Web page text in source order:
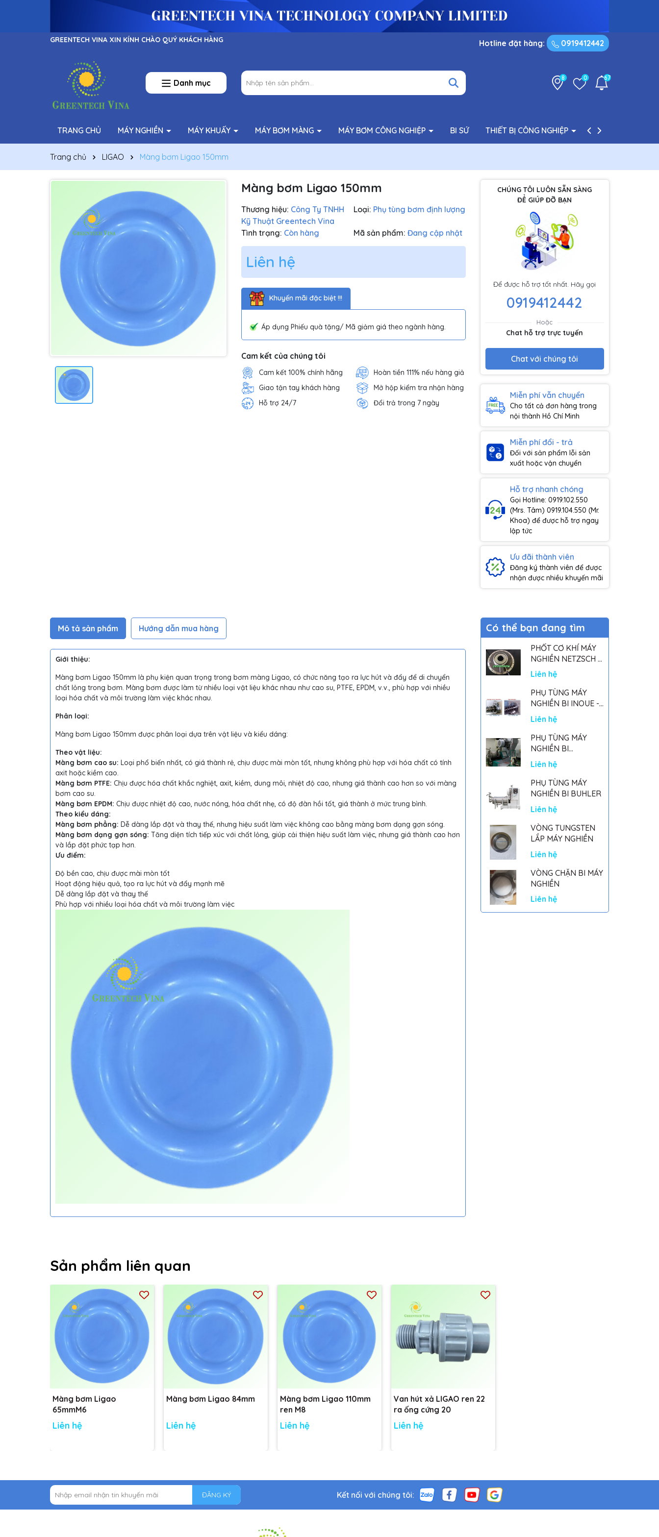
GREENTECH VINA XIN KÍNH CHÀO QUÝ KHÁCH HÀNG Hotline đặt hàng: 0919412442
Danh mục
8 0 67
TRANG CHỦ MÁY NGHIỀN MÁY KHUẤY MÁY BƠM MÀNG MÁY BƠM CÔNG NGHIỆP BI SỨ THIẾT BỊ CÔNG NGHIỆP PHỤ TÙNG BƠM
Trang chủ LIGAO Màng bơm Ligao 150mm
Màng bơm Ligao 150mm
Thương hiệu: Công Ty TNHH
Kỹ Thuật Greentech Vina
Loại: Phụ tùng bơm định lượng
Tình trạng: Còn hàng Mã sản phẩm: Đang cập nhật
Liên hệ
Khuyến mãi đặc biệt !!!
Áp dụng Phiếu quà tặng/ Mã giảm giá theo ngành hàng.
Cam kết của chúng tôi
Cam kết 100% chính hãng
Hoàn tiền 111% nếu hàng giả
Giao tận tay khách hàng
Mở hộp kiểm tra nhận hàng
Hỗ trợ 24/7
Đổi trả trong 7 ngày
CHÚNG TÔI LUÔN SẴN SÀNG
ĐỂ GIÚP ĐỠ BẠN
Để được hỗ trợ tốt nhất. Hãy gọi
0919412442
Hoặc
Chat hỗ trợ trực tuyến
Chat với chúng tôi
Miễn phí vẫn chuyển
Cho tất cả đơn hàng trong
nội thành Hồ Chí Minh
Miễn phí đổi - trả
Đối với sản phẩm lỗi sản
xuất hoặc vận chuyển
Hỗ trợ nhanh chóng
Gọi Hotline: 0919.102.550
(Mrs. Tâm) 0919.104.550 (Mr.
Khoa) để được hỗ trợ ngay
lập tức
Ưu đãi thành viên
Đăng ký thành viên để được
nhận được nhiều khuyến mãi
Mô tả sản phẩm Hướng dẫn mua hàng
Giới thiệu:
Màng bơm Ligao 150mm là phụ kiện quan trọng trong bơm màng Ligao, có chức năng tạo ra lực hút và đẩy để di chuyển
chất lỏng trong bơm. Màng bơm được làm từ nhiều loại vật liệu khác nhau như cao su, PTFE, EPDM, v.v., phù hợp với nhiều
loại hóa chất và môi trường làm việc khác nhau.
Phân loại:
Màng bơm Ligao 150mm được phân loại dựa trên vật liệu và kiểu dáng:
Theo vật liệu:
Màng bơm cao su: Loại phổ biến nhất, có giá thành rẻ, chịu được mài mòn tốt, nhưng không phù hợp với hóa chất có tính
axit hoặc kiềm cao.
Màng bơm PTFE: Chịu được hóa chất khắc nghiệt, axit, kiềm, dung môi, nhiệt độ cao, nhưng giá thành cao hơn so với màng
bơm cao su.
Màng bơm EPDM: Chịu được nhiệt độ cao, nước nóng, hóa chất nhẹ, có độ đàn hồi tốt, giá thành ở mức trung bình.
Theo kiểu dáng:
Màng bơm phẳng: Dễ dàng lắp đặt và thay thế, nhưng hiệu suất làm việc không cao bằng màng bơm dạng gợn sóng.
Màng bơm dạng gợn sóng: Tăng diện tích tiếp xúc với chất lỏng, giúp cải thiện hiệu suất làm việc, nhưng giá thành cao hơn
và lắp đặt phức tạp hơn.
Ưu điểm:
Độ bền cao, chịu được mài mòn tốt
Hoạt động hiệu quả, tạo ra lực hút và đẩy mạnh mẽ
Dễ dàng lắp đặt và thay thế
Phù hợp với nhiều loại hóa chất và môi trường làm việc
Có thể bạn đang tìm
PHỐT CƠ KHÍ MÁY
NGHIỀN NETZSCH -
GERMANY
Liên hệ
PHỤ TÙNG MÁY
NGHIỀN BI INOUE -
PARTS FOR MHGII-
50 MIGHTY MILL
MARK II
Liên hệ
PHỤ TÙNG MÁY
NGHIỀN BI
NETSZCH
Liên hệ
PHỤ TÙNG MÁY
NGHIỀN BI BUHLER
Liên hệ
VÒNG TUNGSTEN
LẮP MÁY NGHIỀN
Liên hệ
VÒNG CHẶN BI MÁY
NGHIỀN
Liên hệ
Sản phẩm liên quan
Màng bơm Ligao
65mmM6
Liên hệ
Màng bơm Ligao 84mm
Liên hệ
Màng bơm Ligao 110mm
ren M8
Liên hệ
Van hút xả LIGAO ren 22
ra ống cứng 20
Liên hệ
ĐĂNG KÝ Kết nối với chúng tôi: